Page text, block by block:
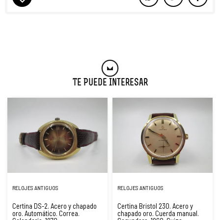
Te Puede Interesar
RELOJES ANTIGUOS
Certina DS-2. Acero y chapado
oro. Automático. Correa.
RELOJES ANTIGUOS
Certina Bristol 230. Acero y
chapado oro. Cuerda manual.